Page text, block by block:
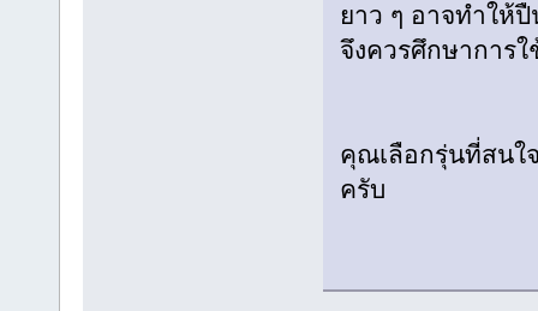
ยาว ๆ อาจทำให้
จึงควรศึกษาการ
คุณเลือกรุ่นที่สนใ
ครับ